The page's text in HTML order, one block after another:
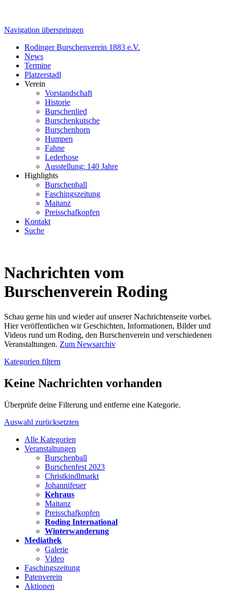
Navigation überspringen
Rodinger Burschenverein 1883 e.V.
News
Termine
Platzerstadl
Verein
Vorstandschaft
Historie
Burschenlied
Burschenkutsche
Burschenhorn
Humpen
Fahne
Lederhose
Ausstellung: 140 Jahre
Highlights
Burschenball
Faschingszeitung
Maitanz
Preisschafkopfen
Kontakt
Suche
Nachrichten vom
Burschenverein Roding
Schau gerne hin und wieder auf unserer Nachrichtenseite vorbei.
Hier veröffentlichen wir Geschichten, Informationen, Bilder und
Videos rund um Roding, den Burschenverein und verschiedenen
Veranstaltungen. Zum Newsarchiv
Kategorien filtern
Keine Nachrichten vorhanden
Überprüfe deine Filterung und entferne eine Kategorie.
Auswahl zurücksetzten
Alle Kategorien
Veranstaltungen
Burschenball
Burschenfest 2023
Christkindlmarkt
Johannifeuer
Kehraus
Maitanz
Preisschafkopfen
Roding International
Winterwanderung
Mediathek
Galerie
Video
Faschingszeitung
Patenverein
Aktionen